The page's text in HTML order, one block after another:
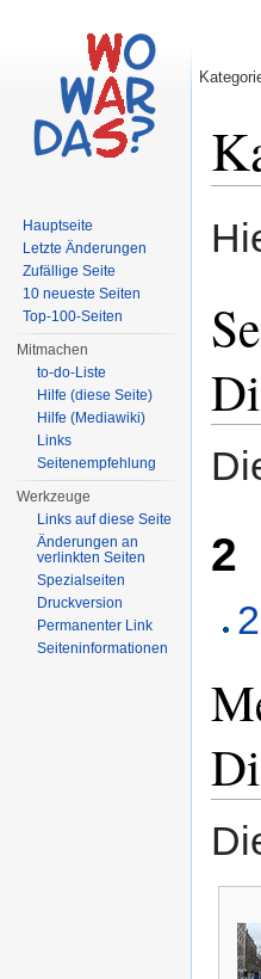
2
Hauptseite
Letzte Änderungen
Zufällige Seite
10 neueste Seiten
Top-100-Seiten
Mitmachen
to-do-Liste
Hilfe (diese Seite)
Hilfe (Mediawiki)
Links
Seitenempfehlung
Werkzeuge
Links auf diese Seite
Änderungen an
verlinkten Seiten
Spezialseiten
Druckversion
Permanenter Link
Seiteninformationen